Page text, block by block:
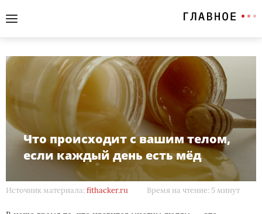
Что происходит с вашим телом,
если каждый день есть мёд
Источник материала: fithacker.ru Время на чтение: 5 минут